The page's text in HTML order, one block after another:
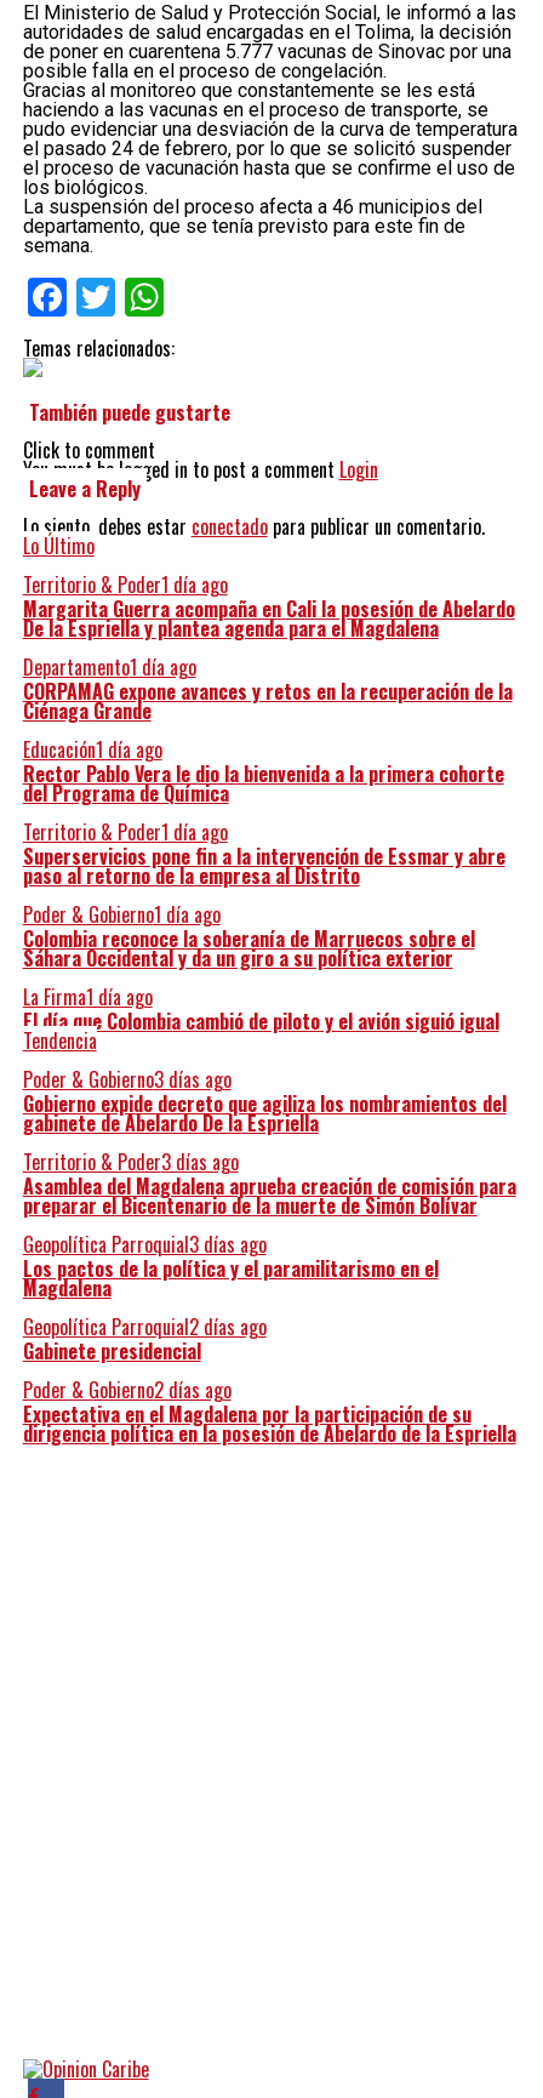
El Ministerio de Salud y Protección Social, le informó a las
autoridades de salud encargadas en el Tolima, la decisión
de poner en cuarentena 5.777 vacunas de Sinovac por una
posible falla en el proceso de congelación.
Gracias al monitoreo que constantemente se les está
haciendo a las vacunas en el proceso de transporte, se
pudo evidenciar una desviación de la curva de temperatura
el pasado 24 de febrero, por lo que se solicitó suspender
el proceso de vacunación hasta que se confirme el uso de
los biológicos.
La suspensión del proceso afecta a 46 municipios del
departamento, que se tenía previsto para este fin de
semana.
Facebook
TwitterWhatsApp
Temas relacionados:
También puede gustarte
Click to comment
You must be logged in to post a comment Login
Leave a Reply
Lo siento, debes estar conectadopara publicar un comentario.
Lo Último
Territorio & Poder1 día ago
Margarita Guerra acompaña en Cali la posesión de Abelardo
De la Espriella y plantea agenda para el Magdalena
Departamento1 día ago
CORPAMAG expone avances y retos en la recuperación de la
Ciénaga Grande
Educación1 día ago
Rector Pablo Vera le dio la bienvenida a la primera cohorte
del Programa de Química
Territorio & Poder1 día ago
Superservicios pone fin a la intervención de Essmar y abre
paso al retorno de la empresa al Distrito
Poder & Gobierno1 día ago
Colombia reconoce la soberanía de Marruecos sobre el
Sáhara Occidental y da un giro a su política exterior
La Firma1 día ago
El día que Colombia cambió de piloto y el avión siguió igual
Tendencia
Poder & Gobierno3 días ago
Gobierno expide decreto que agiliza los nombramientos del
gabinete de Abelardo De la Espriella
Territorio & Poder3 días ago
Asamblea del Magdalena aprueba creación de comisión para
preparar el Bicentenario de la muerte de Simón Bolívar
Geopolítica Parroquial3 días ago
Los pactos de la política y el paramilitarismo en el
Magdalena
Geopolítica Parroquial2 días ago
Gabinete presidencial
Poder & Gobierno2 días ago
Expectativa en el Magdalena por la participación de su
dirigencia política en la posesión de Abelardo de la Espriella